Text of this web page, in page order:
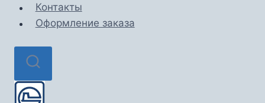
Контакты
Оформление заказа